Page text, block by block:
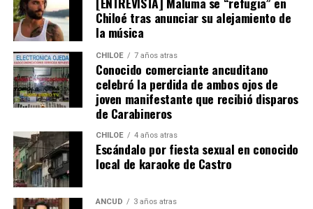
subrayan inversiones emblemáticas en la región, como
la construcción de nuevos edificios consistoriales en
Chaitén y Dalcahue, ambos financiados en un 60% por
la Subdere, con más de 5.900 millones de pesos y 4.400
millones de pesos, respectivamente.
La minuta afirma que estos avances reflejan una apuesta
por la equidad territorial, y que se continuará apoyando
a las comunas con mayores necesidades, aunque en la
práctica, los alcaldes coinciden en que el actual
escenario genera incertidumbre y podría traducirse en
la paralización de iniciativas prioritarias para el
Chiloé tras anunciar su alejamiento de
la música
CHILOE 7 años atras
Conocido comerciante ancuditano
celebró la perdida de ambos ojos de
joven manifestante que recibió disparos
de Carabineros
CHILOE 4 años atras
Escándalo por fiesta sexual en conocido
local de karaoke de Castro
ANCUD 3 años atras